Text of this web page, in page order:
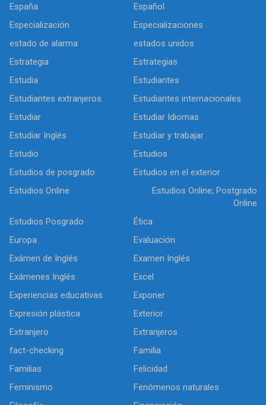
España
Español
Especialización
Especializaciones
estado de alarma
estados unidos
Estrategia
Estrategias
Estudia
Estudiantes
Estudiantes extranjeros
Estudiantes internacionales
Estudiar
Estudiar Idiomas
Estudiar Inglés
Estudiar y trabajar
Estudio
Estudios
Estudios de posgrado
Estudios en el exterior
Estudios Online
Estudios Online; Postgrado
Online
Estudios Posgrado
Ética
Europa
Evaluación
Exámen de Inglés
Examen Inglés
Exámenes Inglés
Excel
Experiencias educativas
Exponer
Expresión plástica
Exterior
Extranjero
Extranjeros
fact-checking
Familia
Familias
Felicidad
Feminismo
Fenómenos naturales